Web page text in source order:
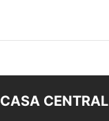
CASA CENTRAL